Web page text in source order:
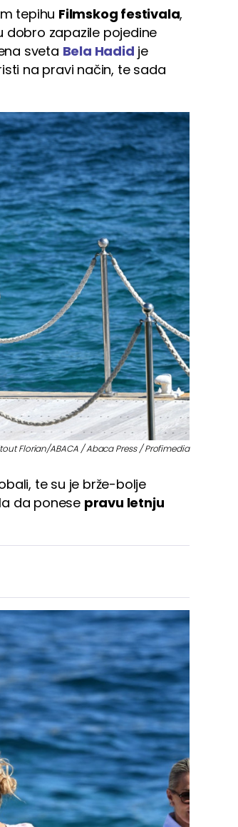
tepihu Filmskog festivala,
dobro zapazile pojedine
sveta Bela Hadid je
na pravi način, te sada
Florian/ABACA / Abaca Press / Profimedia
te su je brže-bolje
da ponese pravu letnju